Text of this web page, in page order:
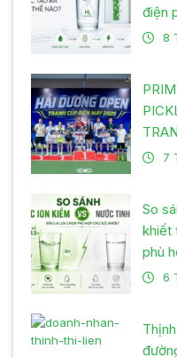
điện
8
7
So
khiết
phù
6